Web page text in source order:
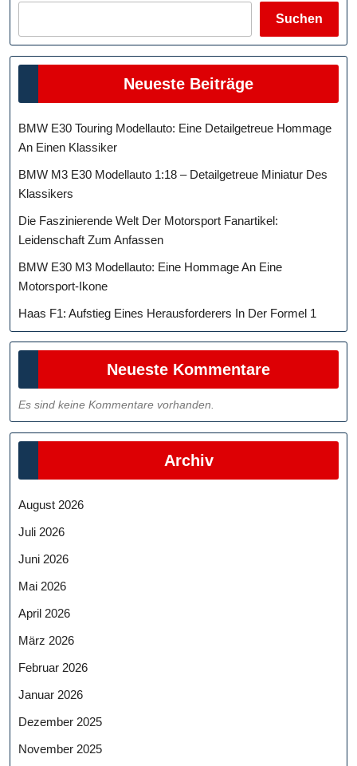
Suchen
Neueste Beiträge
BMW E30 Touring Modellauto: Eine Detailgetreue Hommage
An Einen Klassiker
BMW M3 E30 Modellauto 1:18 – Detailgetreue Miniatur Des
Klassikers
Die Faszinierende Welt Der Motorsport Fanartikel:
Leidenschaft Zum Anfassen
BMW E30 M3 Modellauto: Eine Hommage An Eine
Motorsport-Ikone
Haas F1: Aufstieg Eines Herausforderers In Der Formel 1
Neueste Kommentare
Es sind keine Kommentare vorhanden.
Archiv
August 2026
Juli 2026
Juni 2026
Mai 2026
April 2026
März 2026
Februar 2026
Januar 2026
Dezember 2025
November 2025